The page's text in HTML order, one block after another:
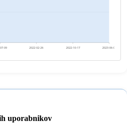
09 2022-02-26 2022-10-17 2023-06-06
uporabnikov